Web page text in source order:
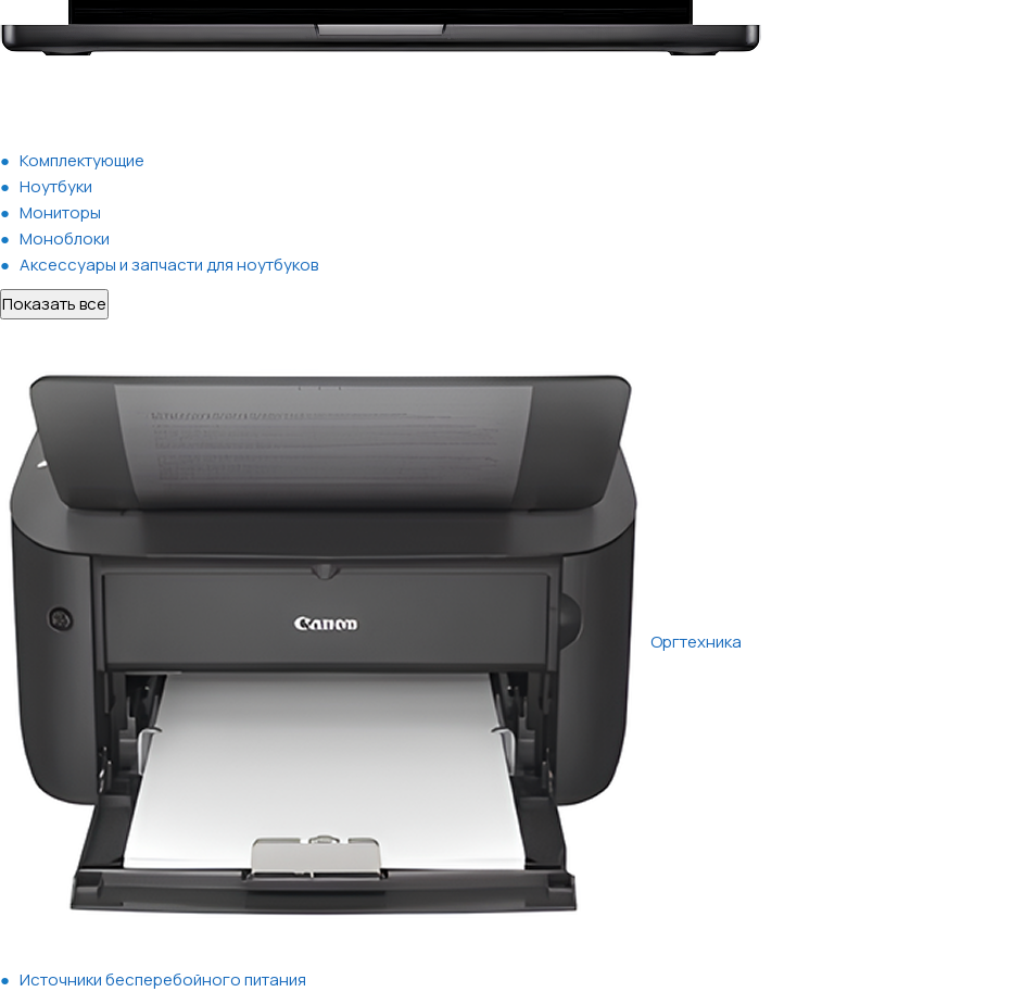
Комплектующие
Ноутбуки
Мониторы
Моноблоки
Аксессуары и запчасти для ноутбуков
Показать все
Оргтехника
Источники бесперебойного питания